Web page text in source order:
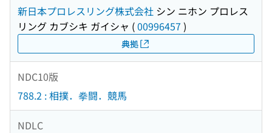
新日本プロレスリング株式会社 シン ニホン プロレス
リング カブシキ ガイシャ (00996457 )
典拠
NDC10版
788.2 : 相撲．拳闘．競馬
NDLC